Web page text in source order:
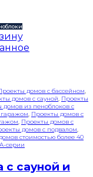
домов с бассейном,
домов с сауной, Проекты
домов из пеноблоков с
гаражом, Проекты домов с
, Проекты домов с
домов с подвалом,
стоимостью более 40
серии
с сауной и